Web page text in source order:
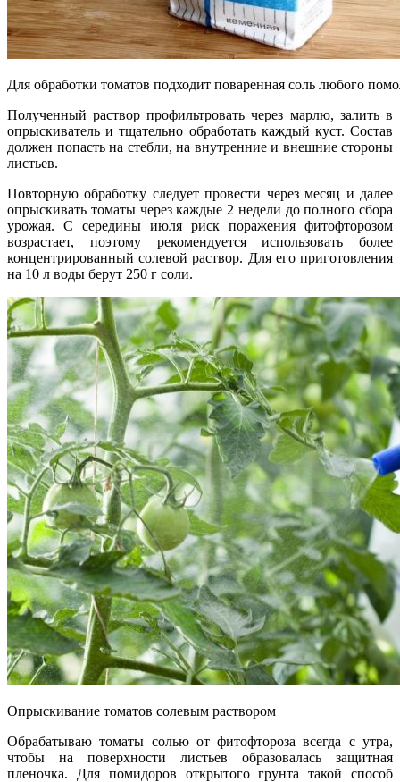
Для обработки томатов подходит поваренная соль любого
Полученный раствор профильтровать через марлю, залить в
опрыскиватель и тщательно обработать каждый куст. Состав
должен попасть на стебли, на внутренние и внешние стороны
листьев.
Повторную обработку следует провести через месяц и далее
опрыскивать томаты через каждые 2 недели до полного сбора
урожая. С середины июля риск поражения фитофторозом
возрастает, поэтому рекомендуется использовать более
концентрированный солевой раствор. Для его приготовления
на 10 л воды берут 250 г соли.
Опрыскивание томатов солевым раствором
Обрабатываю томаты солью от фитофтороза всегда с утра,
чтобы на поверхности листьев образовалась защитная
пленочка. Для помидоров открытого грунта такой способ